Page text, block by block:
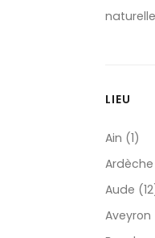
LIEU
Ain (1)
Aude
Aveyron